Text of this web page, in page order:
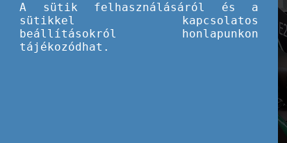
A sütik felhasználásáról és a
sütikkel kapcsolatos
beállításokról honlapunkon
tájékozódhat.